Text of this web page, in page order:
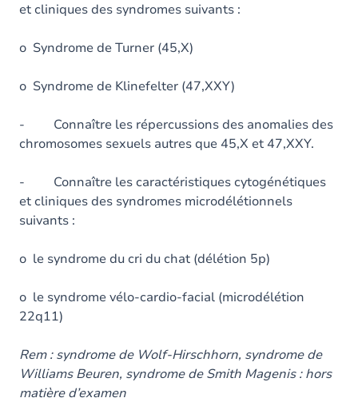
et cliniques des syndromes suivants :
o Syndrome de Turner (45,X)
o Syndrome de Klinefelter (47,XXY)
- Connaître les répercussions des anomalies des
chromosomes sexuels autres que 45,X et 47,XXY.
- Connaître les caractéristiques cytogénétiques
et cliniques des syndromes microdélétionnels
suivants :
o le syndrome du cri du chat (délétion 5p)
o le syndrome vélo-cardio-facial (microdélétion
22q11)
Rem : syndrome de Wolf-Hirschhorn, syndrome de
Williams Beuren, syndrome de Smith Magenis : hors
matière d’examen